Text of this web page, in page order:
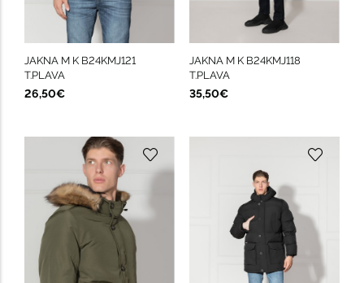
JAKNA M K B24KMJ121
T.PLAVA
26,50€
JAKNA M K B24KMJ118
T.PLAVA
35,50€